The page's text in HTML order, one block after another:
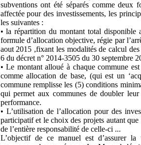
subventions ont été séparés comme deux
affectée pour des investissements, les
les suivantes :
• la répartition du montant total disponible
formule d’allocation objective, régie par
aout 2015 ,fixant les modalités de calcul
6 du décret n° 2014-3505 du 30 septembre
• Le montant alloué à chaque commune
comme allocation de base, (qui est un
commune remplisse les (5) conditions
qui permet aux communes de doubler
performance.
• L’utilisation de l’allocation pour des
participatif et le choix des projets autant
de l’entière responsabilité de celle-ci ...
L’objectif de ce manuel est d’assurer la